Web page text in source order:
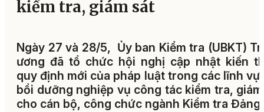
kiểm tra, giám sát
Ngày 27 và 28/5, Ủy ban Kiểm tra (UBKT)
ương đã tổ chức hội nghị cập nhật kiến
quy định mới của pháp luật trong các lĩnh
bồi dưỡng nghiệp vụ công tác kiểm tra,
cho cán bộ, công chức ngành Kiểm tra Đảng.